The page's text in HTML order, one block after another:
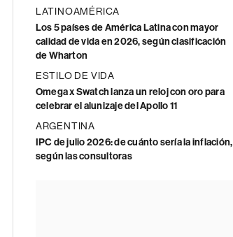
LATINOAMÉRICA
Los 5 países de América Latina con mayor
calidad de vida en 2026, según clasificación
de Wharton
ESTILO DE VIDA
Omega x Swatch lanza un reloj con oro para
celebrar el alunizaje del Apollo 11
ARGENTINA
IPC de julio 2026: de cuánto sería la inflación,
según las consultoras